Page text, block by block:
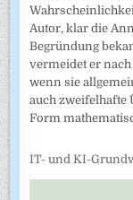
Autor, klar die
Begründung
vermeidet er
wenn sie
auch zweifel­hafte
Form
IT- und KI-